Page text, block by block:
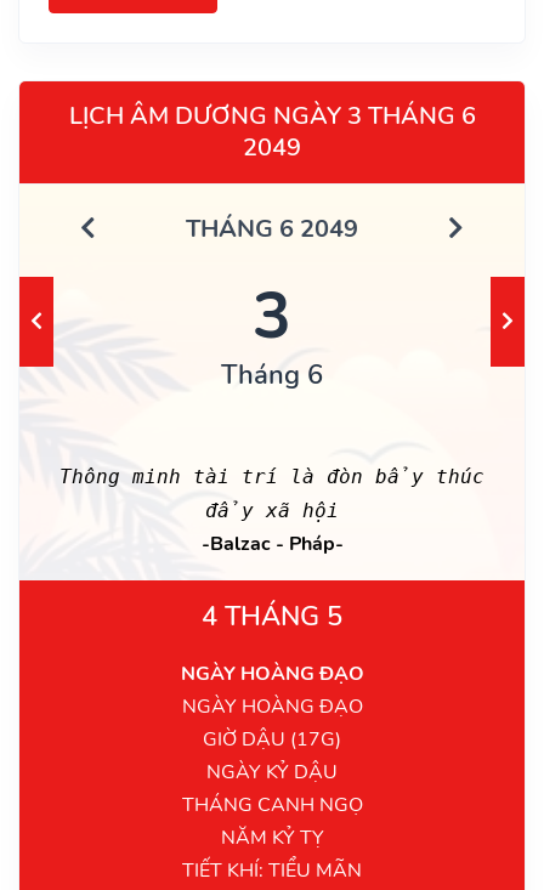
LỊCH ÂM DƯƠNG NGÀY 3 THÁNG 6
2049
THÁNG 6 2049
3
Tháng 6
Thông minh tài trí là đòn bẩy thúc
đẩy xã hội
-Balzac - Pháp-
4 THÁNG 5
NGÀY HOÀNG ĐẠO
NGÀY HOÀNG ĐẠO
GIỜ DẬU (17G)
NGÀY KỶ DẬU
THÁNG CANH NGỌ
NĂM KỶ TỴ
TIẾT KHÍ: TIỂU MÃN